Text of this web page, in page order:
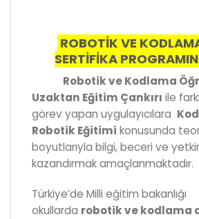
ROBOTİK VE
SERTİFİKA
Robotik ve Kodlama
Uzaktan Eğitim Çankırı ile
görev yapan uygulayıcılara
Robotik Eğitimi konusunda
boyutlarıyla bilgi, beceri ve
kazandırmak amaçlanmaktadır.
Türkiye’de Milli eğitim bakanlığı
okullarda robotik ve kodlama